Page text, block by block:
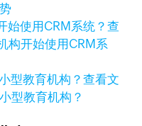
查
构开始使用CRM系
查看文
型教育机构？